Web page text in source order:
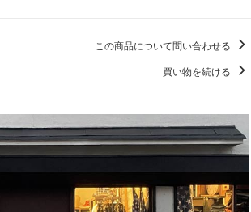
この商品について問い合わせる
買い物を続ける